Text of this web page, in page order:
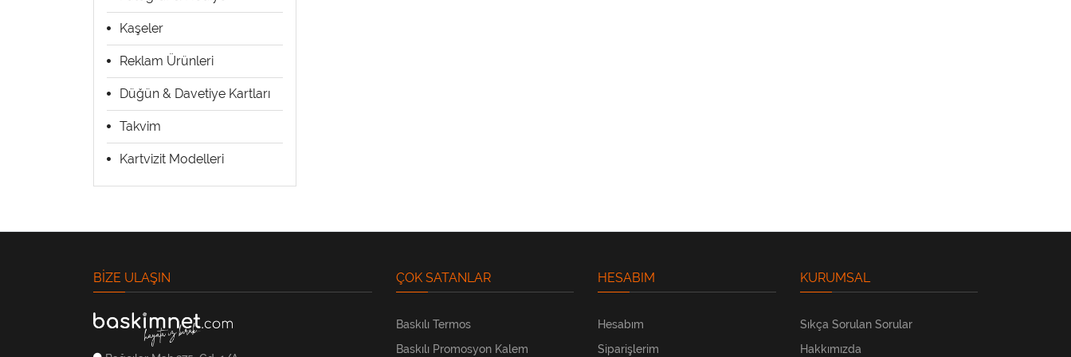
Kaşeler
Reklam Ürünleri
Düğün & Davetiye Kartları
Takvim
Kartvizit Modelleri
BIZE ULAŞIN ÇOK SATANLAR
Baskılı Termos
Baskılı Promosyon Kalem
HESABIM
Hesabım
Siparişlerim
KURUMSAL
Sıkça Sorulan Sorular
Hakkımızda